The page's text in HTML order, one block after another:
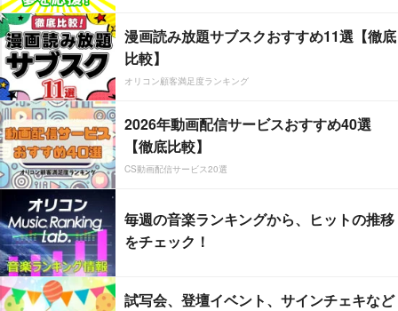
漫画読み放題サブスクおすすめ11選【徹底
比較】
オリコン顧客満足度ランキング
2026年動画配信サービスおすすめ40選
【徹底比較】
CS動画配信サービス20選
毎週の音楽ランキングから、ヒットの推移
をチェック！
試写会、登壇イベント、サインチェキなど